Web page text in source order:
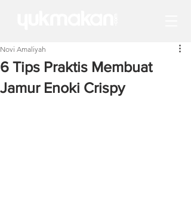
6 Tips Praktis Membuat
Jamur Enoki Crispy
Novi Amaliyah